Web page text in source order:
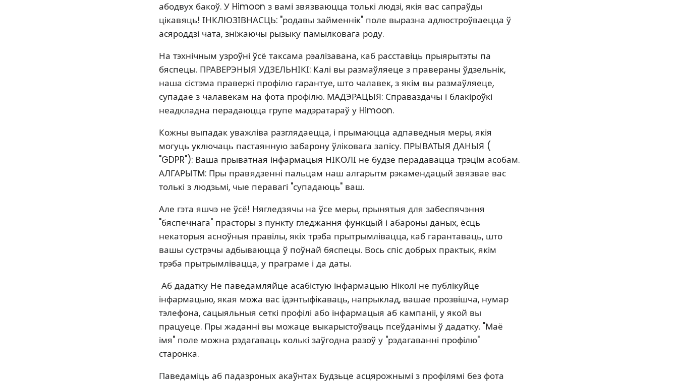
абодвух бакоў. У Himoon з вамі звязваюцца толькі людзі, якія вас сапраўды
цікавяць! ІНКЛЮЗІВНАСЦЬ: "родавы займеннік" поле выразна адлюстроўваецца ў
асяроддзі чата, зніжаючы рызыку памылковага роду.
На тэхнічным узроўні ўсё таксама рэалізавана, каб расставіць прыярытэты па
бяспецы. ПРАВЕРЭНЫЯ УДЗЕЛЬНІКІ: Калі вы размаўляеце з правераны ўдзельнік,
наша сістэма праверкі профілю гарантуе, што чалавек, з якім вы размаўляеце,
супадае з чалавекам на фота профілю. МАДЭРАЦЫЯ: Справаздачы і блакіроўкі
неадкладна перадаюцца групе мадэратараў у Himoon.
Кожны выпадак уважліва разглядаецца, і прымаюцца адпаведныя меры, якія
могуць уключаць пастаянную забарону ўліковага запісу. ПРЫВАТЫЯ ДАНЫЯ (
"GDPR"): Ваша прыватная інфармацыя НІКОЛІ не будзе перадавацца трэцім асобам.
АЛГАРЫТМ: Пры правядзенні пальцам наш алгарытм рэкамендацый звязвае вас
толькі з людзьмі, чые перавагі "супадаюць" ваш.
Але гэта яшчэ не ўсё! Нягледзячы на ​​ўсе меры, прынятыя для забеспячэння
"бяспечнага" прасторы з пункту гледжання функцый і абароны даных, ёсць
некаторыя асноўныя правілы, якіх трэба прытрымлівацца, каб гарантаваць, што
вашы сустрэчы адбываюцца ў поўнай бяспецы. Вось спіс добрых практык, якім
трэба прытрымлівацца, у праграме і да даты.
​ Аб дадатку Не паведамляйце асабістую інфармацыю Ніколі не публікуйце
інфармацыю, якая можа вас ідэнтыфікаваць, напрыклад, вашае прозвішча, нумар
тэлефона, сацыяльныя сеткі профілі або інфармацыя аб кампаніі, у якой вы
працуеце. Пры жаданні вы можаце выкарыстоўваць псеўданімы ў дадатку. "Маё
імя" поле можна рэдагаваць колькі заўгодна разоў у "рэдагаванні профілю"
старонка.
Паведаміць аб падазроных акаўнтах Будзьце асцярожнымі з профілямі без фота